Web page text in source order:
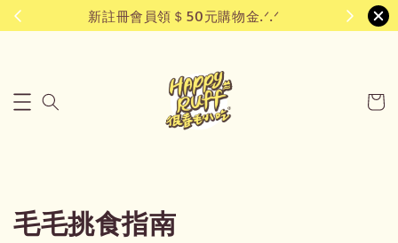
新註冊會員領＄50元購物金.ᐟ.ᐟ
毛毛挑食指南